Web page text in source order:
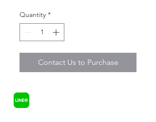
Quantity *
Contact Us to Purchase